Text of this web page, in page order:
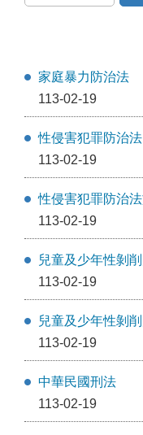
家庭暴力防治法
113-02-19
性侵害犯罪防治法
113-02-19
性侵害犯罪防治
113-02-19
兒童及少年性剝
113-02-19
兒童及少年性剝
113-02-19
中華民國刑法
113-02-19